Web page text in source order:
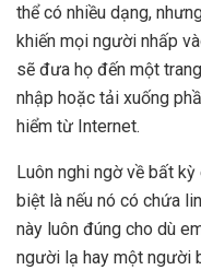
thể có nhiều dạng,
khiến mọi người nhấp
sẽ đưa họ đến một
nhập hoặc tải xuống
hiểm từ Internet.
Luôn nghi ngờ về bất
biệt là nếu nó có chứa
này luôn đúng cho dù
người lạ hay một người